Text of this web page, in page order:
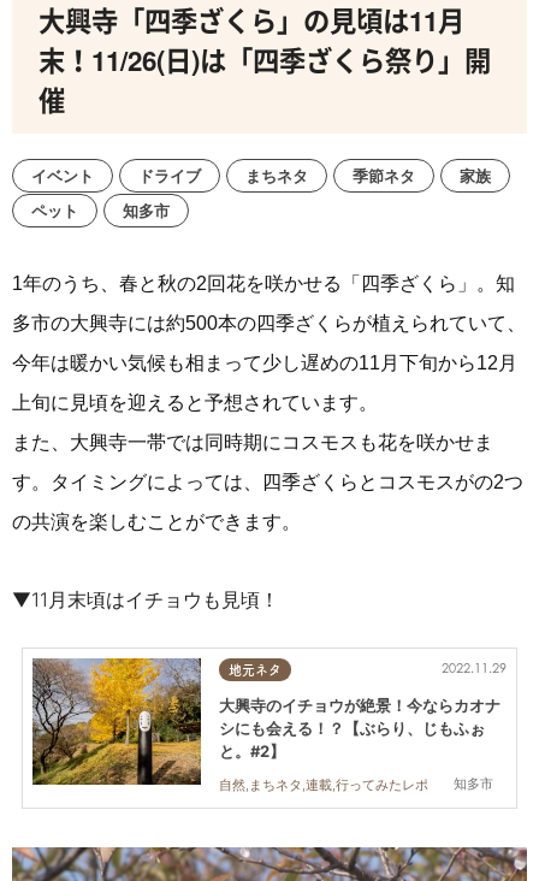
大興寺「四季ざくら」の見頃は11月
末！11/26(日)は「四季ざくら祭り」開
催
イベント ドライブ まちネタ 季節ネタ
家族
ペット
知多市
1年のうち、春と秋の2回花を咲かせる「四季ざくら」。知
多市の大興寺には約500本の四季ざくらが植えられていて、
今年は暖かい気候も相まって少し遅めの11月下旬から12月
上旬に見頃を迎えると予想されています。
また、大興寺一帯では同時期にコスモスも花を咲かせま
す。タイミングによっては、四季ざくらとコスモスがの2つ
の共演を楽しむことができます。
▼11月末頃はイチョウも見頃！
地元ネタ
知多市
2022.11.29
大興寺のイチョウが絶景！今ならカオナ
シにも会える！？【ぶらり、じもふぉ
と。#2】
自然,まちネタ,連載,行ってみたレポ